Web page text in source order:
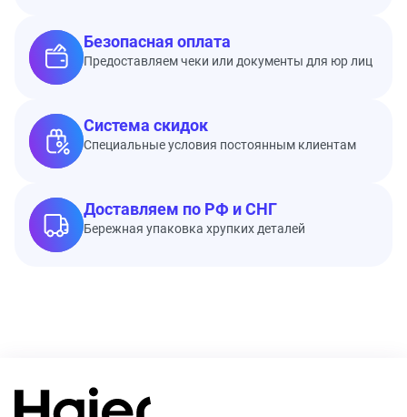
Безопасная оплата
Предоставляем чеки или документы для юр лиц
Система скидок
Специальные условия постоянным клиентам
Доставляем по РФ и СНГ
Бережная упаковка хрупких деталей